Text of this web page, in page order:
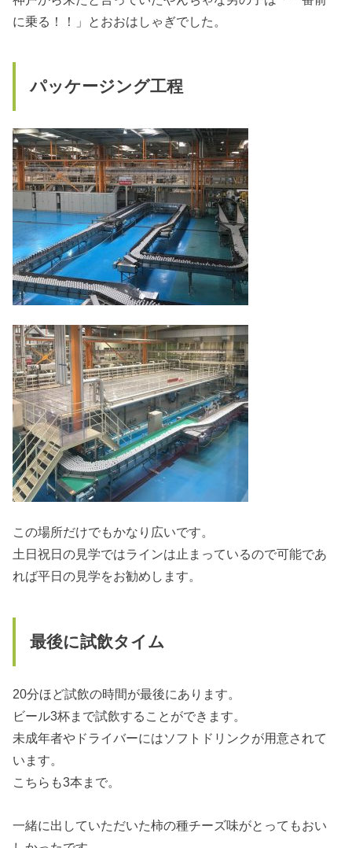
に乗る！！」とおおはしゃぎでした。
パッケージング工程
この場所だけでもかなり広いです。
土日祝日の見学ではラインは止まっているので可能であ
れば平日の見学をお勧めします。
最後に試飲タイム
20分ほど試飲の時間が最後にあります。
ビール3杯まで試飲することができます。
未成年者やドライバーにはソフトドリンクが用意されて
います。
こちらも3本まで。
一緒に出していただいた柿の種チーズ味がとってもおい